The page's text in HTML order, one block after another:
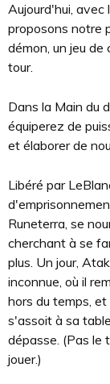
Aujourd'hui,
proposons notre
démon, un jeu
tour.
Dans la Main du
équiperez de
et élaborer de
Libéré par
Runeterra, se
cherchant à se
plus. Un jour,
inconnue, où il
hors du temps, et
s'assoit à sa
dépasse. (Pas le
jouer.)